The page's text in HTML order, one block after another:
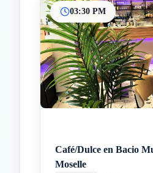
03:30 PM
Café/Dulce en Bacio
Moselle